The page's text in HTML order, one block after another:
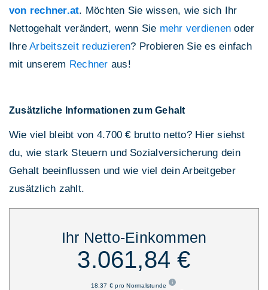
von rechner.at. Möchten Sie wissen, wie sich Ihr
Nettogehalt verändert, wenn Sie mehr verdienen oder
IhreArbeitszeit reduzieren? Probieren Sie es einfach
mit unserem Rechner aus!
Zusätzliche Informationen zum Gehalt
Wie viel bleibt von 4.700 € brutto netto? Hier siehst
du, wie stark Steuern und Sozialversicherung dein
Gehalt beeinflussen und wie viel dein Arbeitgeber
zusätzlich zahlt.
Ihr Netto-Einkommen
3.061,84 €
18,37 € pro Normalstunde